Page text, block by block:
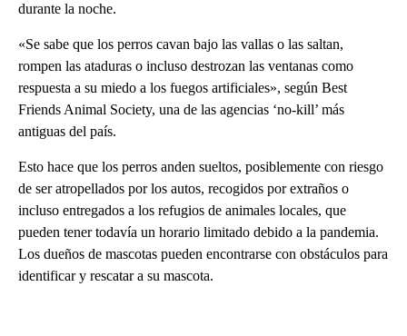
durante la noche.
«Se sabe que los perros cavan bajo las vallas o las saltan,
rompen las ataduras o incluso destrozan las ventanas como
respuesta a su miedo a los fuegos artificiales», según Best
Friends Animal Society, una de las agencias ‘no-kill’ más
antiguas del país.
Esto hace que los perros anden sueltos, posiblemente con riesgo
de ser atropellados por los autos, recogidos por extraños o
incluso entregados a los refugios de animales locales, que
pueden tener todavía un horario limitado debido a la pandemia.
Los dueños de mascotas pueden encontrarse con obstáculos para
identificar y rescatar a su mascota.